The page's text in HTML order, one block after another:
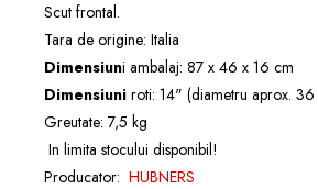
Scut frontal.
Tara de origine: Italia
Dimensiuni ambalaj: 87 x 46 x 16 cm
Dimensiuni roti: 14" (diametru aprox. 36
Greutate: 7,5 kg
In limita stocului disponibil!
Producator: HUBNERS